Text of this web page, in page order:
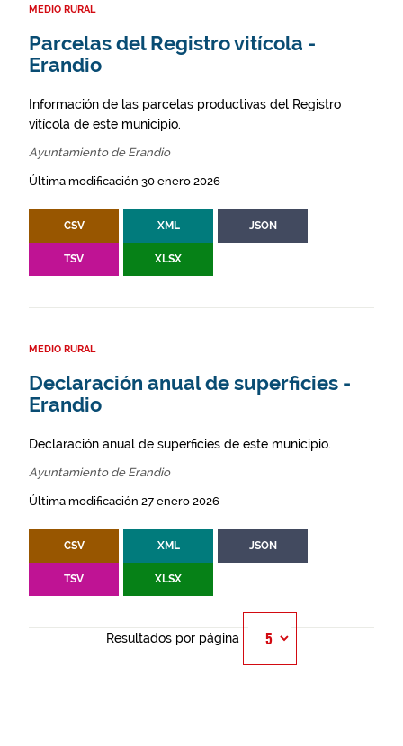
MEDIO RURAL
Parcelas del Registro vitícola -
Erandio
Información de las parcelas productivas del Registro
vitícola de este municipio.
Ayuntamiento de Erandio
Última modificación 30 enero 2026
CSV XML JSON
TSV XLSX
MEDIO RURAL
Declaración anual de superficies -
Erandio
Declaración anual de superficies de este municipio.
Ayuntamiento de Erandio
Última modificación 27 enero 2026
CSV XML JSON
TSV XLSX
Resultados por página